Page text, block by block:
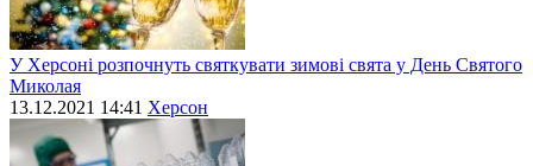
У Херсоні розпочнуть святкувати зимові свята у День Святого
Миколая
13.12.2021 14:41 Херсон